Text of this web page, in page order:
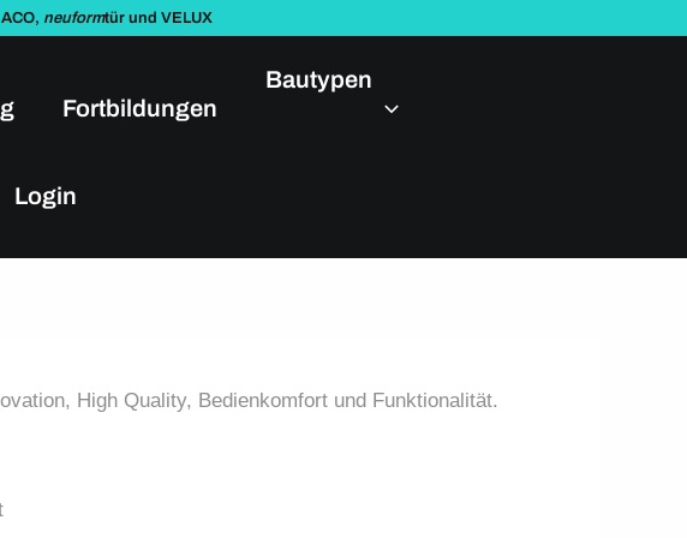
neuformtür und VELUX
Fortbildungen
Bautypen
Login
High Quality, Bedienkomfort und Funktionalität.